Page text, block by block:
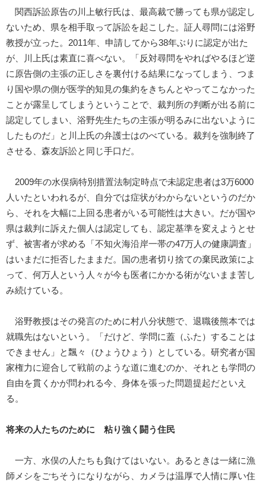
関西訴訟原告の川上敏行氏は、最高裁で勝っても県が認定し
ないため、県を相手取って訴訟を起こした。証人尋問には浴野
教授が立った。2011年、申請してから38年ぶりに認定が出た
が、川上氏は素直に喜べない。「反対尋問をやればやるほど逆
に原告側の主張の正しさを裏付ける結果になってしまう、つま
り国や県の側が医学的知見の集約をきちんとやってこなかった
ことが露呈してしまうということで、裁判所の判断が出る前に
認定してしまい、浴野先生たちの主張が明るみに出ないように
したものだ」と川上氏の弁護士はのべている。裁判を強制終了
させる、森友訴訟と同じ手口だ。
2009年の水俣病特別措置法制定時点で未認定患者は3万6000
人いたといわれるが、自分では症状がわからないというのだか
ら、それを大幅に上回る患者がいる可能性は大きい。だが国や
県は裁判に訴えた個人は認定しても、認定基準を変えようとせ
ず、被害者が求める「不知火海沿岸一帯の47万人の健康調査」
はいまだに拒否したままだ。国の患者切り捨ての棄民政策によ
って、何万人という人々が今も医者にかかる術がないまま苦し
み続けている。
浴野教授はその発言のために村八分状態で、退職後熊本では
就職先はないという。「だけど、学問に蓋（ふた）することは
できません」と飄々（ひょうひょう）としている。研究者が国
家権力に迎合して戦前のような道に進むのか、それとも学問の
自由を貫くかが問われる今、身体を張った問題提起だといえ
る。
将来の人たちのために 粘り強く闘う住民
一方、水俣の人たちも負けてはいない。あるときは一緒に漁
師メシをごちそうになりながら、カメラは温厚で人情に厚い住